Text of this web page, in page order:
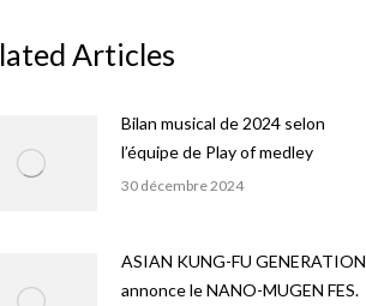
Articles
Bilan musical de 2024 selon
l’équipe de Play of medley
30 décembre 2024
ASIAN KUNG-FU GENERATION
annonce le NANO-MUGEN FES.